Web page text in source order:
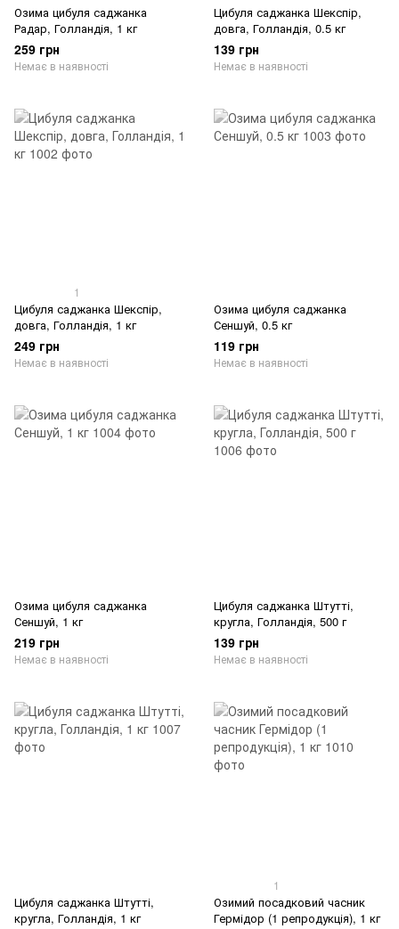
Озима цибуля саджанка
Радар, Голландія, 1 кг
259 грн
Немає в наявності
Цибуля саджанка Шекспір,
довга, Голландія, 0.5 кг
139 грн
Немає в наявності
1
Цибуля саджанка Шекспір,
довга, Голландія, 1 кг
249 грн
Немає в наявності
Озима цибуля саджанка
Сеншуй, 0.5 кг
119 грн
Немає в наявності
Озима цибуля саджанка
Сеншуй, 1 кг
219 грн
Немає в наявності
Цибуля саджанка Штутті,
кругла, Голландія, 500 г
139 грн
Немає в наявності
Цибуля саджанка Штутті,
кругла, Голландія, 1 кг
1
Озимий посадковий часник
Гермідор (1 репродукція), 1 кг